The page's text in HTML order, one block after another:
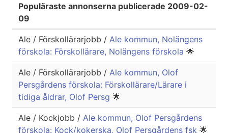
Populäraste annonserna publicerade 2009-02-
09
Ale / Förskollärarjobb / Ale kommun, Nolängens
förskola: Förskollärare, Nolängens förskola 🌟
Ale / Förskollärarjobb / Ale kommun, Olof
Persgårdens förskola: Förskollärare/Lärare i
tidiga åldrar, Olof Persg 🌟
Ale / Kockjobb / Ale kommun, Olof Persgårdens
förskola: Kock/kokerska, Olof Persgårdens fsk 🌟